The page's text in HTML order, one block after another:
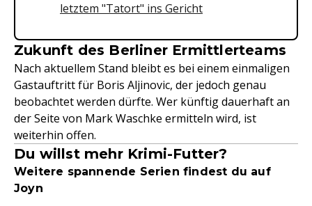
letztem "Tatort" ins Gericht
Zukunft des Berliner Ermittlerteams
Nach aktuellem Stand bleibt es bei einem einmaligen
Gastauftritt für Boris Aljinovic, der jedoch genau
beobachtet werden dürfte. Wer künftig dauerhaft an
der Seite von Mark Waschke ermitteln wird, ist
weiterhin offen.
Du willst mehr Krimi-Futter?
Weitere spannende Serien findest du auf
Joyn